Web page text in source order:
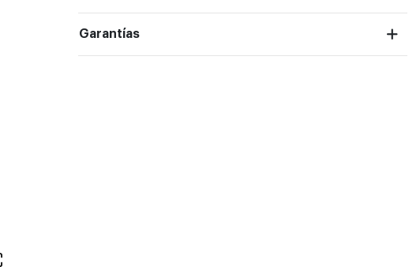
Ver en pantalla completa
Garantías